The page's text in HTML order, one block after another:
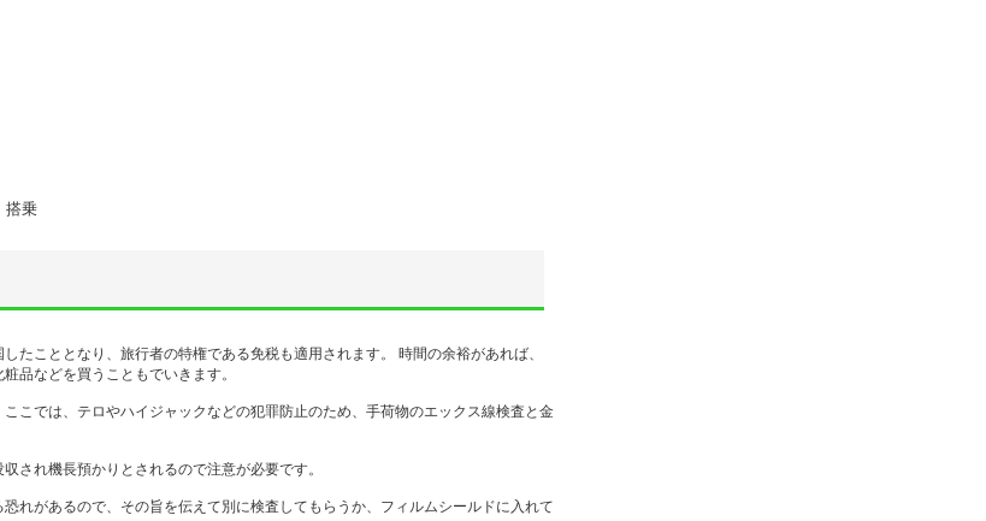
搭乗
たこととなり、旅行者の特権である免税も適用されます。 時間の余裕があれば、
品などを買うこともでいきます。
こでは、テロやハイジャックなどの犯罪防止のため、手荷物のエックス線検査と金
され機長預かりとされるので注意が必要です。
れがあるので、その旨を伝えて別に検査してもらうか、フィルムシールドに入れて